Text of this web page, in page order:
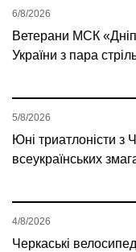
Ветерани МСК
України з пара
6/8/2026
Юні триатлоністи з
всеукраїнських
5/8/2026
Черкаські
4/8/2026